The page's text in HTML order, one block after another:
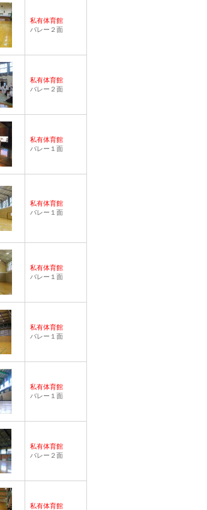
私有体育館
バレー２面
私有体育館
バレー２面
私有体育館
バレー１面
私有体育館
バレー１面
私有体育館
バレー１面
私有体育館
バレー１面
私有体育館
バレー１面
私有体育館
バレー２面
私有体育館